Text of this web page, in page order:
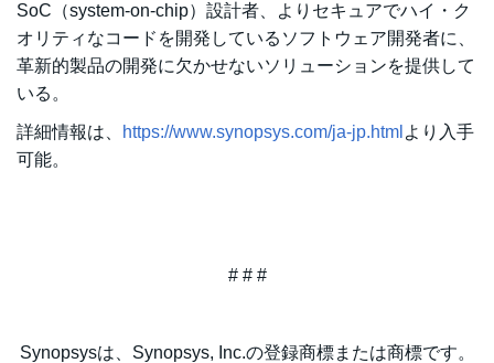
SoC（system-on-chip）設計者、よりセキュアでハイ・ク
オリティなコードを開発しているソフトウェア開発者に、
革新的製品の開発に欠かせないソリューションを提供して
いる。
詳細情報は、 https://www.synopsys.com/ja-jp.html より入手
可能。
# # #
Synopsysは、Synopsys, Inc.の登録商標または商標です。